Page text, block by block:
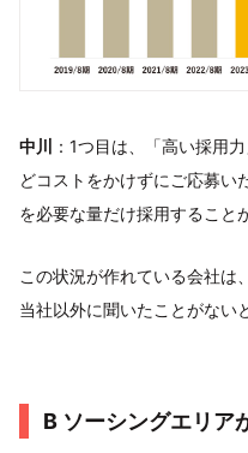
中川
：1つ目は、「高い採用
どコストをかけずにご応募い
を必要な量だけ採用すること
この状況が作れている会社は
当社以外に聞いたことがない
B ソーシングエリア